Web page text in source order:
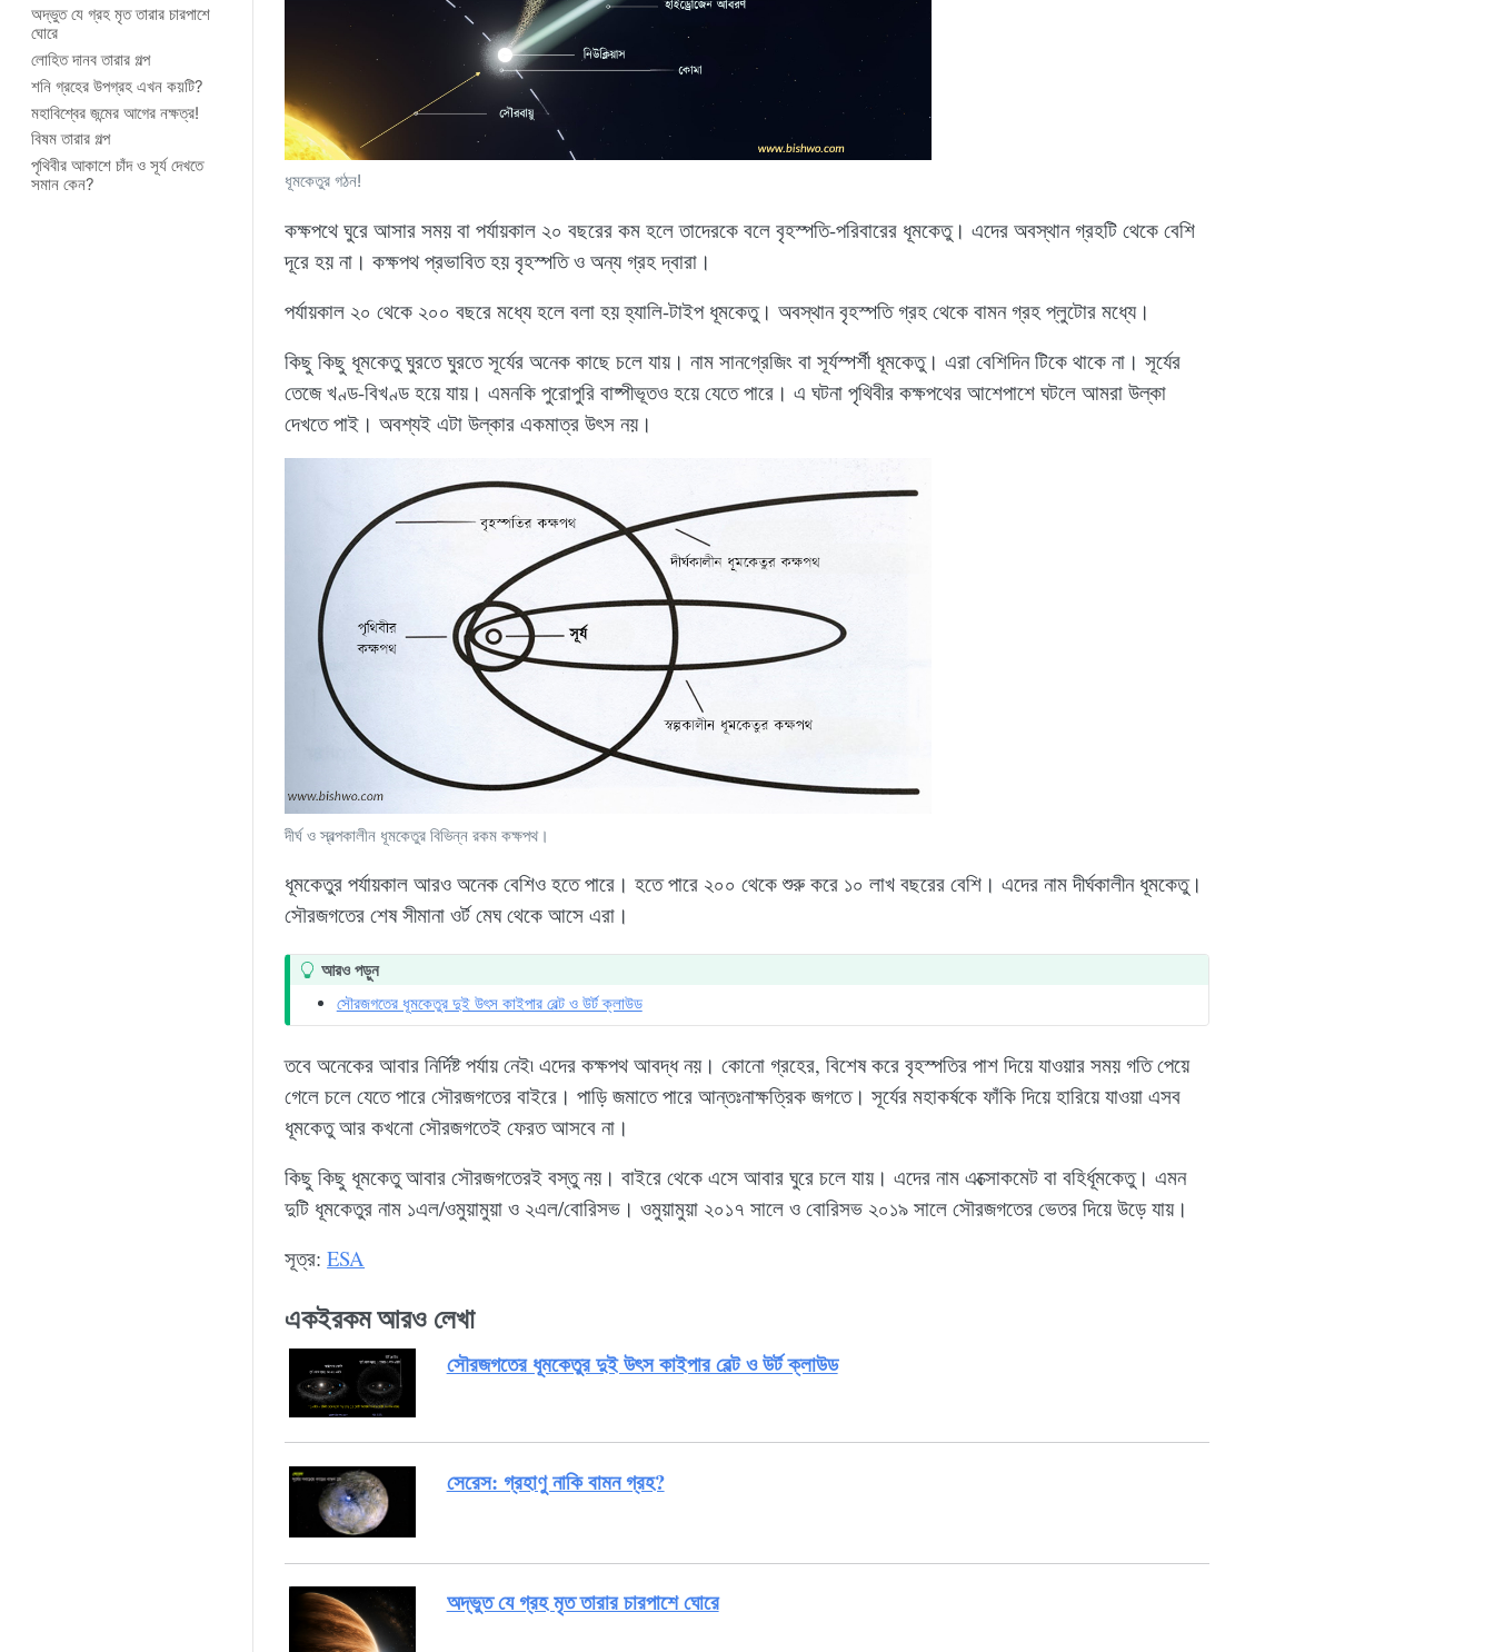
অদ্ভুত যে গ্রহ মৃত তারার চারপাশে
ঘোরে
লোহিত দানব তারার গল্প
শনি গ্রহের উপগ্রহ এখন কয়টি?
মহাবিশ্বের জন্মের আগের নক্ষত্র!
বিষম তারার গল্প
পৃথিবীর আকাশে চাঁদ ও সূর্য দেখতে
সমান কেন?
ধূমকেতুর গঠন!
কক্ষপথে ঘুরে আসার সময় বা পর্যায়কাল ২০ বছরের কম হলে তাদেরকে বলে বৃহস্পতি-পরিবারের ধূমকেতু। এদের অবস্থান গ্রহটি থেকে বেশি
দূরে হয় না। কক্ষপথ প্রভাবিত হয় বৃহস্পতি ও অন্য গ্রহ দ্বারা।
পর্যায়কাল ২০ থেকে ২০০ বছরে মধ্যে হলে বলা হয় হ্যালি-টাইপ ধূমকেতু। অবস্থান বৃহস্পতি গ্রহ থেকে বামন গ্রহ প্লুটোর মধ্যে।
কিছু কিছু ধূমকেতু ঘুরতে ঘুরতে সূর্যের অনেক কাছে চলে যায়। নাম সানগ্রেজিং বা সূর্যস্পর্শী ধূমকেতু। এরা বেশিদিন টিকে থাকে না। সূর্যের
তেজে খণ্ড-বিখণ্ড হয়ে যায়। এমনকি পুরোপুরি বাষ্পীভূতও হয়ে যেতে পারে। এ ঘটনা পৃথিবীর কক্ষপথের আশেপাশে ঘটলে আমরা উল্কা
দেখতে পাই। অবশ্যই এটা উল্কার একমাত্র উৎস নয়।
দীর্ঘ ও স্বল্পকালীন ধূমকেতুর বিভিন্ন রকম কক্ষপথ।
ধূমকেতুর পর্যায়কাল আরও অনেক বেশিও হতে পারে। হতে পারে ২০০ থেকে শুরু করে ১০ লাখ বছরের বেশি। এদের নাম দীর্ঘকালীন ধূমকেতু।
সৌরজগতের শেষ সীমানা ওর্ট মেঘ থেকে আসে এরা।
T
আরও পড়ুন
সৌরজগতের ধূমকেতুর দুই উৎস কাইপার বেল্ট ও উর্ট ক্লাউড
তবে অনেকের আবার নির্দিষ্ট পর্যায় নেই৷ এদের কক্ষপথ আবদ্ধ নয়। কোনো গ্রহের, বিশেষ করে বৃহস্পতির পাশ দিয়ে যাওয়ার সময় গতি পেয়ে
গেলে চলে যেতে পারে সৌরজগতের বাইরে। পাড়ি জমাতে পারে আন্তঃনাক্ষত্রিক জগতে। সূর্যের মহাকর্ষকে ফাঁকি দিয়ে হারিয়ে যাওয়া এসব
ধূমকেতু আর কখনো সৌরজগতেই ফেরত আসবে না।
কিছু কিছু ধূমকেতু আবার সৌরজগতেরই বস্তু নয়। বাইরে থেকে এসে আবার ঘুরে চলে যায়। এদের নাম এক্সোকমেট বা বহির্ধূমকেতু। এমন
দুটি ধূমকেতুর নাম ১এল/ওমুয়ামুয়া ও ২এল/বোরিসভ। ওমুয়ামুয়া ২০১৭ সালে ও বোরিসভ ২০১৯ সালে সৌরজগতের ভেতর দিয়ে উড়ে যায়।
সূত্র:ESA
একইরকম আরও লেখা
সৌরজগতের ধূমকেতুর দুই উৎস কাইপার বেল্ট ও উর্ট ক্লাউড
সেরেস: গ্রহাণু নাকি বামন গ্রহ?
অদ্ভুত যে গ্রহ মৃত তারার চারপাশে ঘোরে